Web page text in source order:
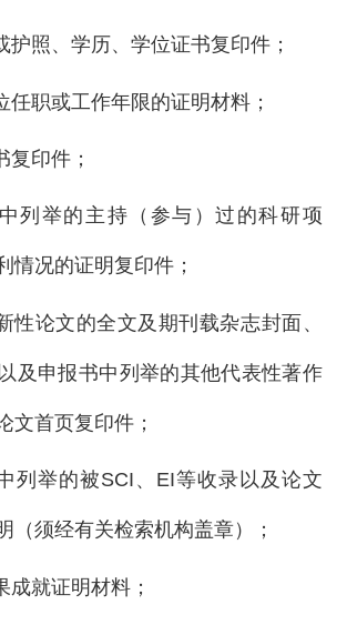
照、学历、学位证书复印件；
职或工作年限的证明材料；
印件；
举的主持（参与）过的科研项
情况的证明复印件；
论文的全文及期刊载杂志封面、
及申报书中列举的其他代表性著作
文首页复印件；
举的被SCI、EI等收录以及论文
（须经有关检索机构盖章）；
就证明材料；